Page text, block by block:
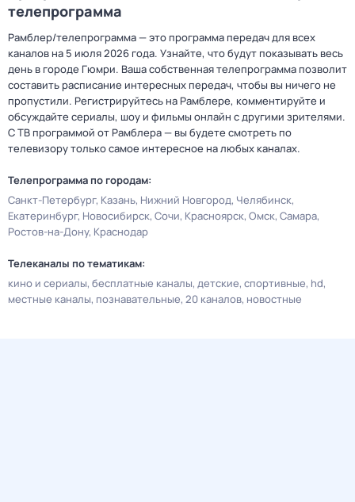
телепрограмма
Рамблер/телепрограмма — это программа передач для всех
каналов на 5 июля 2026 года. Узнайте, что будут показывать весь
день в городе Гюмри. Ваша собственная телепрограмма позволит
составить расписание интересных передач, чтобы вы ничего не
пропустили. Регистрируйтесь на Рамблере, комментируйте и
обсуждайте сериалы, шоу и фильмы онлайн с другими зрителями.
С ТВ программой от Рамблера — вы будете смотреть по
телевизору только самое интересное на любых каналах.
Телепрограмма по городам:
Санкт-Петербург Казань Нижний Новгород Челябинск
Екатеринбург Новосибирск Сочи Красноярск Омск Самара
Ростов-на-Дону Краснодар
Телеканалы по тематикам:
кино и сериалы бесплатные каналы детские спортивные hd
местные каналы познавательные 20 каналов новостные